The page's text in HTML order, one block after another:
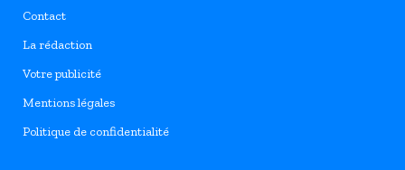
Contact
La rédaction
Votre publicité
Mentions légales
Politique de confidentialité